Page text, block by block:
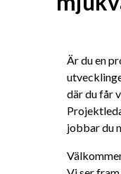
Är du en
där du får
jobbar du